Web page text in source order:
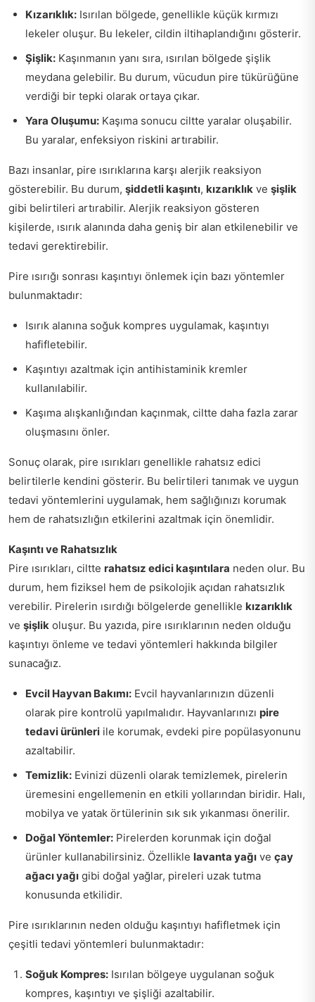
Kızarıklık: Isırılan bölgede, genellikle küçük kırmızı
lekeler oluşur. Bu lekeler, cildin iltihaplandığını gösterir.
Şişlik: Kaşınmanın yanı sıra, ısırılan bölgede şişlik
meydana gelebilir. Bu durum, vücudun pire tükürüğüne
verdiği bir tepki olarak ortaya çıkar.
Yara Oluşumu: Kaşıma sonucu ciltte yaralar oluşabilir.
Bu yaralar, enfeksiyon riskini artırabilir.
Bazı insanlar, pire ısırıklarına karşı alerjik reaksiyon
gösterebilir. Bu durum, şiddetli kaşıntı, kızarıklık ve şişlik
gibi belirtileri artırabilir. Alerjik reaksiyon gösteren
kişilerde, ısırık alanında daha geniş bir alan etkilenebilir ve
tedavi gerektirebilir.
Pire ısırığı sonrası kaşıntıyı önlemek için bazı yöntemler
bulunmaktadır:
Isırık alanına soğuk kompres uygulamak, kaşıntıyı
hafifletebilir.
Kaşıntıyı azaltmak için antihistaminik kremler
kullanılabilir.
Kaşıma alışkanlığından kaçınmak, ciltte daha fazla zarar
oluşmasını önler.
Sonuç olarak, pire ısırıkları genellikle rahatsız edici
belirtilerle kendini gösterir. Bu belirtileri tanımak ve uygun
tedavi yöntemlerini uygulamak, hem sağlığınızı korumak
hem de rahatsızlığın etkilerini azaltmak için önemlidir.
Kaşıntı ve Rahatsızlık
Pire ısırıkları, ciltte rahatsız edici kaşıntılara neden olur. Bu
durum, hem fiziksel hem de psikolojik açıdan rahatsızlık
verebilir. Pirelerin ısırdığı bölgelerde genellikle kızarıklık
ve şişlik oluşur. Bu yazıda, pire ısırıklarının neden olduğu
kaşıntıyı önleme ve tedavi yöntemleri hakkında bilgiler
sunacağız.
Evcil Hayvan Bakımı: Evcil hayvanlarınızın düzenli
olarak pire kontrolü yapılmalıdır. Hayvanlarınızı pire
tedavi ürünleri ile korumak, evdeki pire popülasyonunu
azaltabilir.
Temizlik: Evinizi düzenli olarak temizlemek, pirelerin
üremesini engellemenin en etkili yollarından biridir. Halı,
mobilya ve yatak örtülerinin sık sık yıkanması önerilir.
Doğal Yöntemler: Pirelerden korunmak için doğal
ürünler kullanabilirsiniz. Özellikle lavanta yağı ve çay
ağacı yağı gibi doğal yağlar, pireleri uzak tutma
konusunda etkilidir.
Pire ısırıklarının neden olduğu kaşıntıyı hafifletmek için
çeşitli tedavi yöntemleri bulunmaktadır:
Soğuk Kompres: Isırılan bölgeye uygulanan soğuk
kompres, kaşıntıyı ve şişliği azaltabilir.